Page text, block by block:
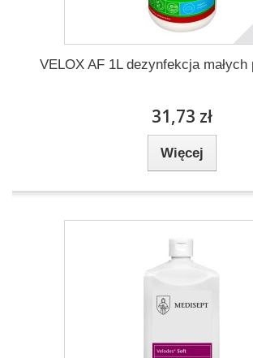
VELOX AF 1L dezynfekcja małych
31,73 zł
Więcej